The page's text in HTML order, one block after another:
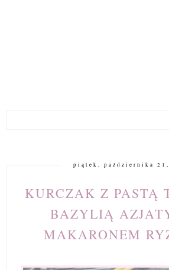
piątek, października 21,
KURCZAK Z PASTĄ
BAZYLIĄ
MAKARONEM